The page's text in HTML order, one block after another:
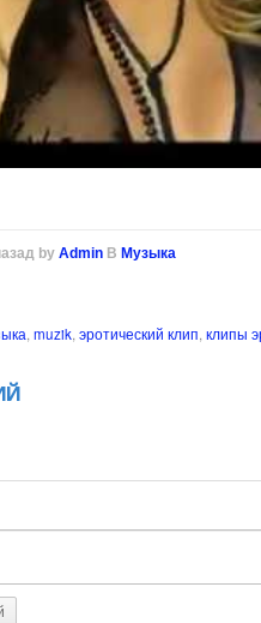
byAdmin ВМузыка
, muzik, эротический клип, клипы